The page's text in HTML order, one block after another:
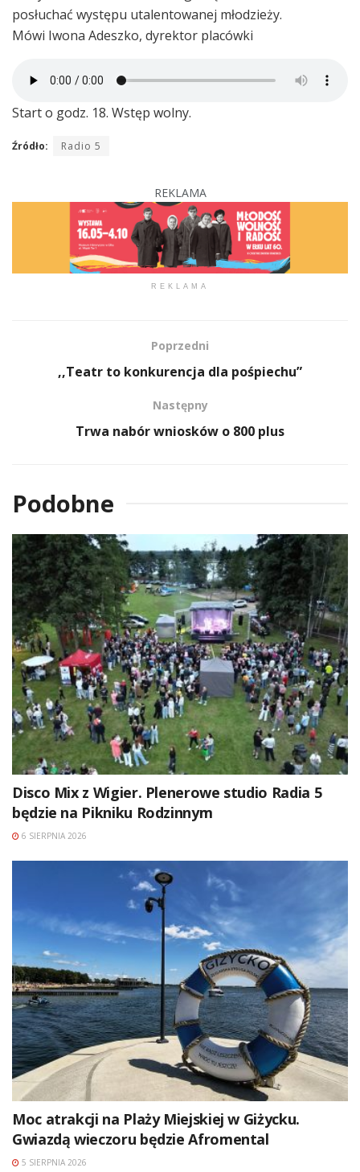
posłuchać występu utalentowanej młodzieży.
Mówi Iwona Adeszko, dyrektor placówki
Start o godz. 18. Wstęp wolny.
Źródło: Radio 5
REKLAMA
REKLAMA
Poprzedni
,,Teatr to konkurencja dla pośpiechu”
Następny
Trwa nabór wniosków o 800 plus
Podobne
Disco Mix z Wigier. Plenerowe studio Radia 5
będzie na Pikniku Rodzinnym
6 SIERPNIA 2026
Moc atrakcji na Plaży Miejskiej w Giżycku.
Gwiazdą wieczoru będzie Afromental
5 SIERPNIA 2026